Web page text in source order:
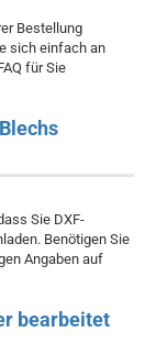
Bestellung
sich einfach an
für Sie
Sie DXF-
Benötigen Sie
Angaben auf
bearbeitet